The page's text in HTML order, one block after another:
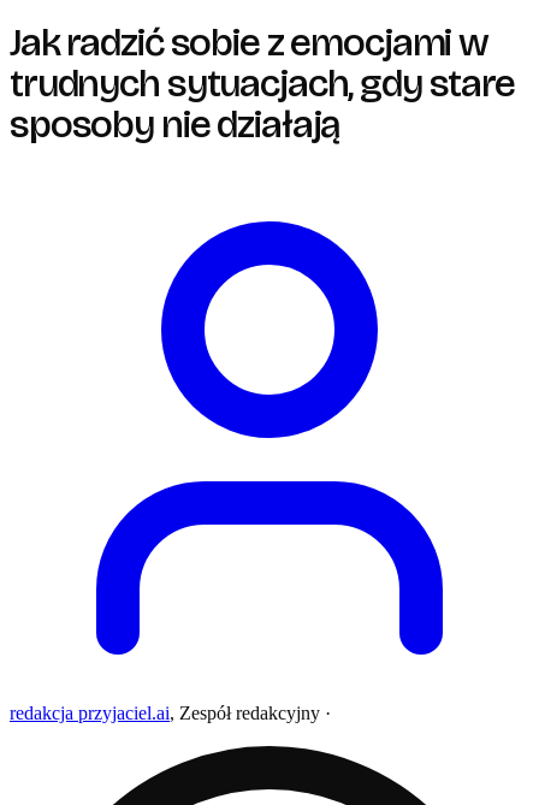
Jak radzić sobie z emocjami w
trudnych sytuacjach, gdy stare
sposoby nie działają
redakcja przyjaciel.ai, Zespół redakcyjny ·